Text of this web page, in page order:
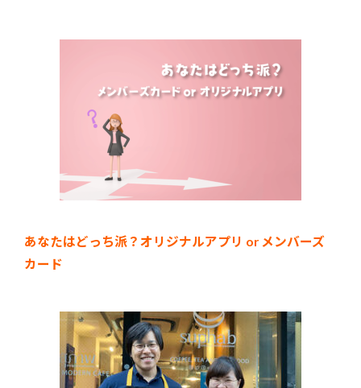
あなたはどっち派？オリジナルアプリ or メンバーズ
カード